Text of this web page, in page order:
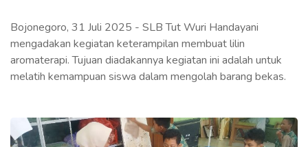
Bojonegoro, 31 Juli 2025 - SLB Tut Wuri Handayani
mengadakan kegiatan keterampilan membuat lilin
aromaterapi. Tujuan diadakannya kegiatan ini adalah untuk
melatih kemampuan siswa dalam mengolah barang bekas.